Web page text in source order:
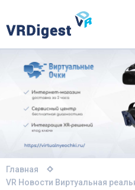
Главная
VR Новости Виртуальная